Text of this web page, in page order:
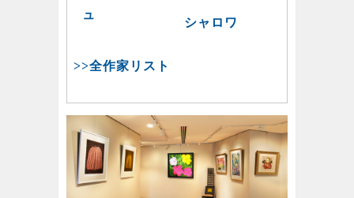
ュ
シャロワ
>>全作家リスト